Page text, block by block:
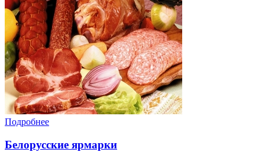
Подробнее
Белорусские ярмарки